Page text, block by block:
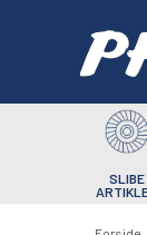
SLIBE